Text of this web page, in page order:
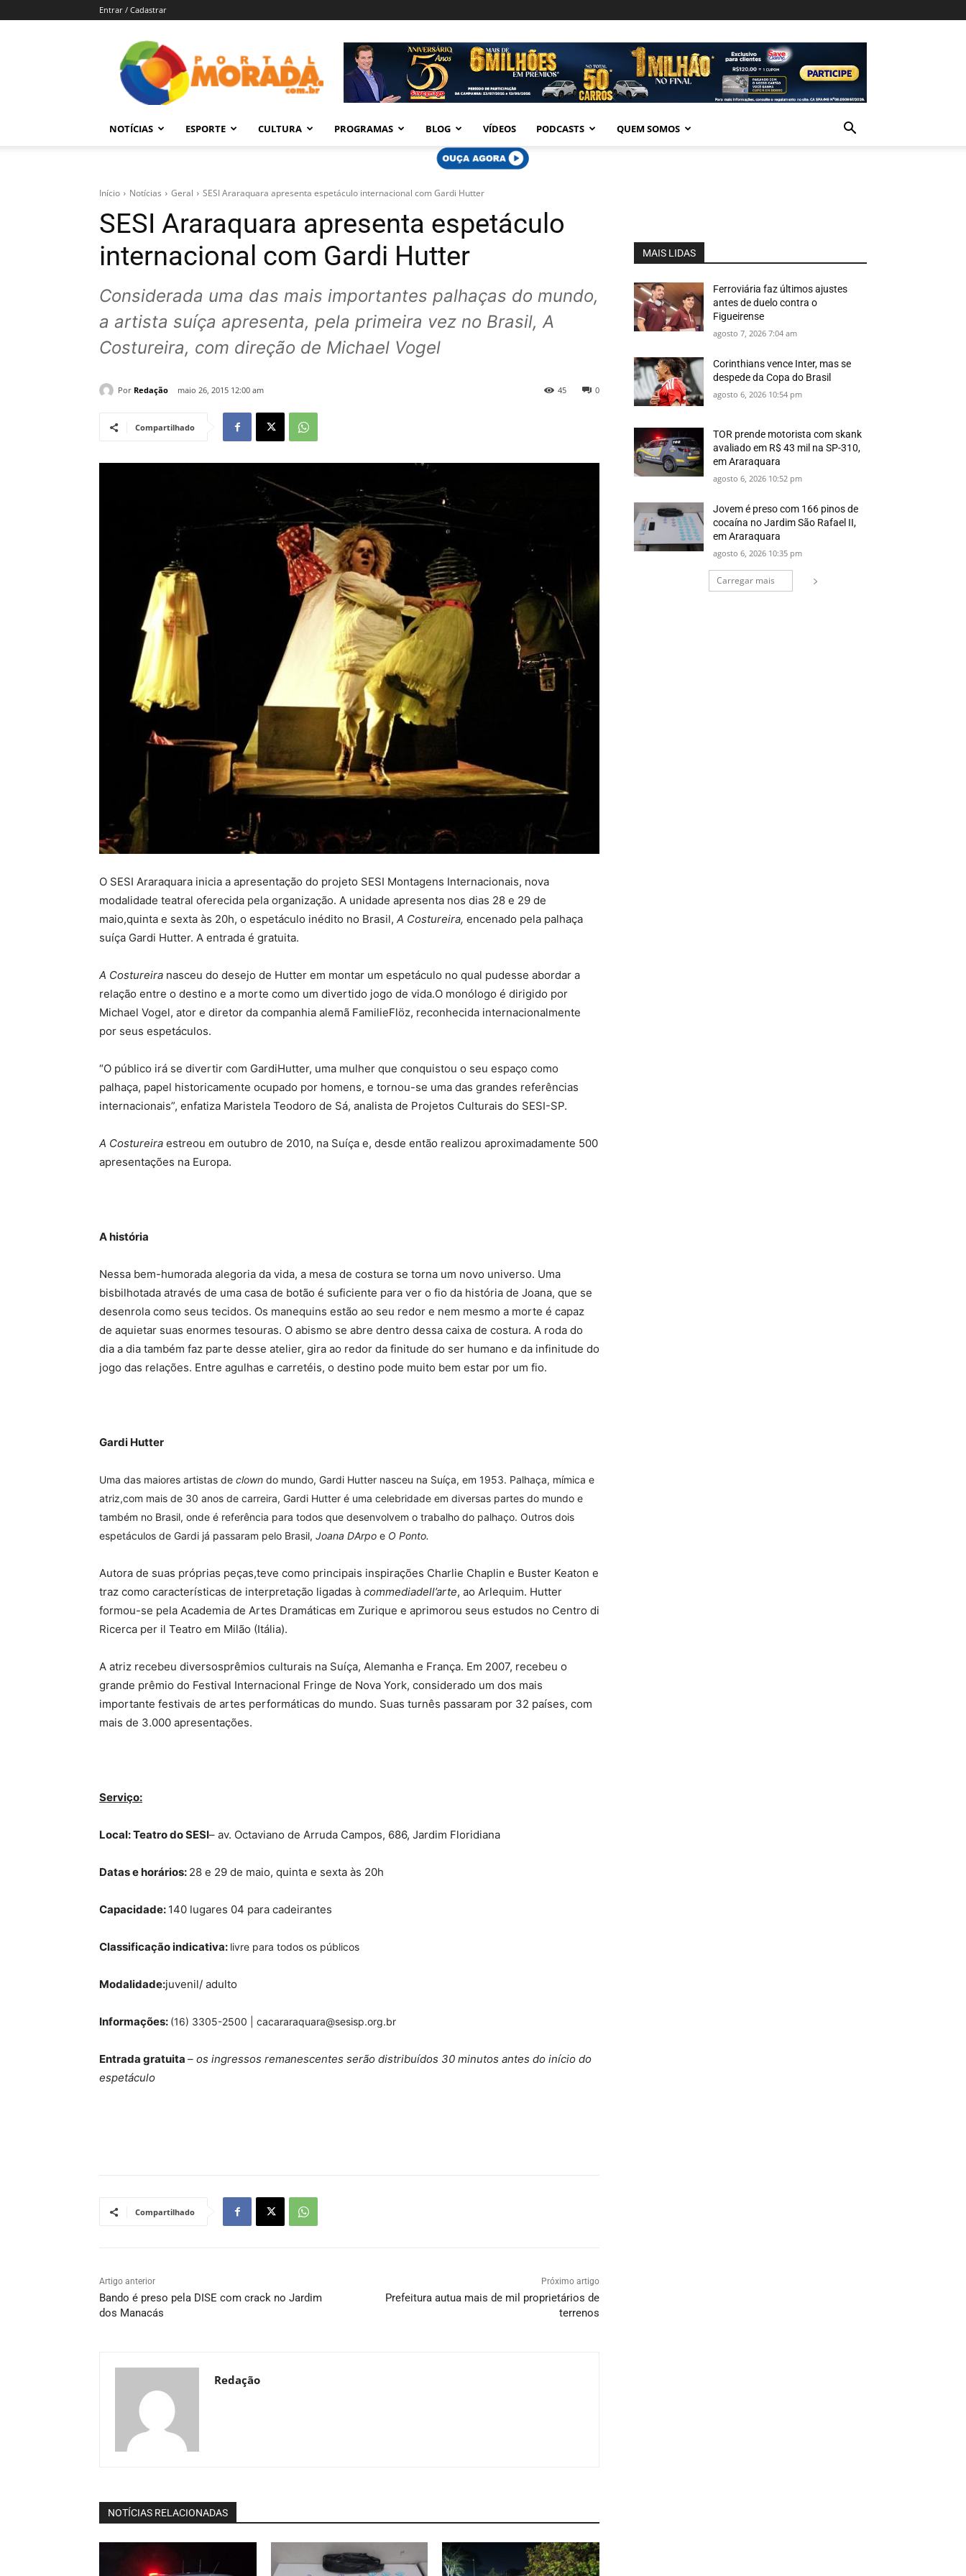
Entrar / Cadastrar
Morada
–
Araraquara
NOTÍCIAS ESPORTE CULTURA PROGRAMAS BLOG VÍDEOS PODCASTS QUEM SOMOS
Início Notícias Geral SESI Araraquara apresenta espetáculo internacional com Gardi Hutter
SESI Araraquara apresenta espetáculo
internacional com Gardi Hutter
Considerada uma das mais importantes palhaças do mundo,
a artista suíça apresenta, pela primeira vez no Brasil, A
Costureira, com direção de Michael Vogel
Por Redação maio 26, 2015 12:00 am 0
45
Compartilhado
O SESI Araraquara inicia a apresentação do projeto SESI Montagens Internacionais, nova
modalidade teatral oferecida pela organização. A unidade apresenta nos dias 28 e 29 de
maio,quinta e sexta às 20h, o espetáculo inédito no Brasil, A Costureira, encenado pela palhaça
suíça Gardi Hutter. A entrada é gratuita.
A Costureira nasceu do desejo de Hutter em montar um espetáculo no qual pudesse abordar a
relação entre o destino e a morte como um divertido jogo de vida.O monólogo é dirigido por
Michael Vogel, ator e diretor da companhia alemã FamilieFlöz, reconhecida internacionalmente
por seus espetáculos.
“O público irá se divertir com GardiHutter, uma mulher que conquistou o seu espaço como
palhaça, papel historicamente ocupado por homens, e tornou-se uma das grandes referências
internacionais”, enfatiza Maristela Teodoro de Sá, analista de Projetos Culturais do SESI-SP.
A Costureira estreou em outubro de 2010, na Suíça e, desde então realizou aproximadamente 500
apresentações na Europa.
A história
Nessa bem-humorada alegoria da vida, a mesa de costura se torna um novo universo. Uma
bisbilhotada através de uma casa de botão é suficiente para ver o fio da história de Joana, que se
desenrola como seus tecidos. Os manequins estão ao seu redor e nem mesmo a morte é capaz
de aquietar suas enormes tesouras. O abismo se abre dentro dessa caixa de costura. A roda do
dia a dia também faz parte desse atelier, gira ao redor da finitude do ser humano e da infinitude do
jogo das relações. Entre agulhas e carretéis, o destino pode muito bem estar por um fio.
Gardi Hutter
Uma das maiores artistas de clown do mundo, Gardi Hutter nasceu na Suíça, em 1953. Palhaça, mímica e
atriz,com mais de 30 anos de carreira, Gardi Hutter é uma celebridade em diversas partes do mundo e
também no Brasil, onde é referência para todos que desenvolvem o trabalho do palhaço. Outros dois
espetáculos de Gardi já passaram pelo Brasil, Joana DArpo e O Ponto.
Autora de suas próprias peças,teve como principais inspirações Charlie Chaplin e Buster Keaton e
traz como características de interpretação ligadas à commediadell’arte, ao Arlequim. Hutter
formou-se pela Academia de Artes Dramáticas em Zurique e aprimorou seus estudos no Centro di
Ricerca per il Teatro em Milão (Itália).
A atriz recebeu diversosprêmios culturais na Suíça, Alemanha e França. Em 2007, recebeu o
grande prêmio do Festival Internacional Fringe de Nova York, considerado um dos mais
importante festivais de artes performáticas do mundo. Suas turnês passaram por 32 países, com
mais de 3.000 apresentações.
Serviço:
Local: Teatro do SESI– av. Octaviano de Arruda Campos, 686, Jardim Floridiana
Datas e horários: 28 e 29 de maio, quinta e sexta às 20h
Capacidade: 140 lugares 04 para cadeirantes
Classificação indicativa: livre para todos os públicos
Modalidade:juvenil/ adulto
Informações: (16) 3305-2500 | cacararaquara@sesisp.org.br
Entrada gratuita – os ingressos remanescentes serão distribuídos 30 minutos antes do início do
espetáculo
Compartilhado
Artigo anterior
Bando é preso pela DISE com crack no Jardim
dos Manacás
Próximo artigo
Prefeitura autua mais de mil proprietários de
terrenos
Redação
NOTÍCIAS RELACIONADAS
MAIS LIDAS
Ferroviária faz últimos ajustes
antes de duelo contra o
Figueirense
agosto 7, 2026 7:04 am
Corinthians vence Inter, mas se
despede da Copa do Brasil
agosto 6, 2026 10:54 pm
TOR prende motorista com skank
avaliado em R$ 43 mil na SP-310,
em Araraquara
agosto 6, 2026 10:52 pm
Jovem é preso com 166 pinos de
cocaína no Jardim São Rafael II,
em Araraquara
agosto 6, 2026 10:35 pm
Carregar mais